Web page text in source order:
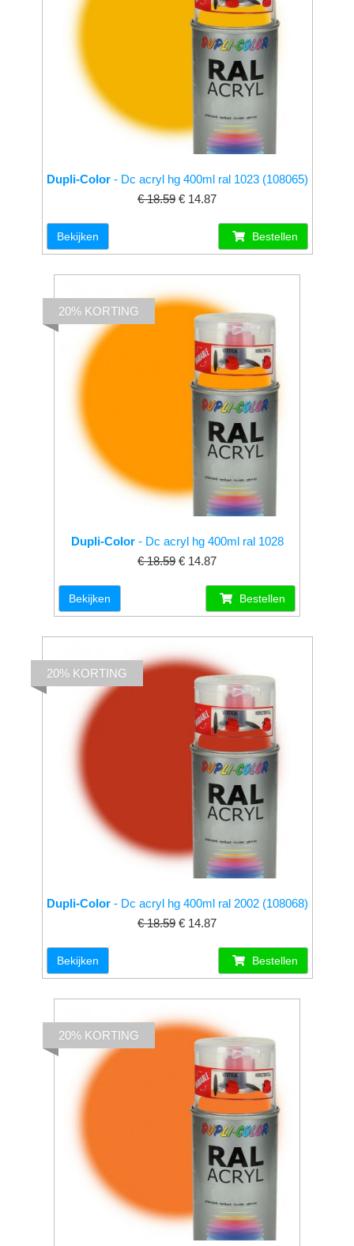
Dupli-Color- Dc acryl hg 400ml ral 1023 (108065)
€ 18.59 € 14.87
Bekijken Bestellen
Dupli-Color- Dc acryl hg 400ml ral 1028
€ 18.59 € 14.87
20% KORTING
Bekijken Bestellen
Dupli-Color- Dc acryl hg 400ml ral 2002 (108068)
€ 18.59 € 14.87
20% KORTING
Bekijken Bestellen
20% KORTING